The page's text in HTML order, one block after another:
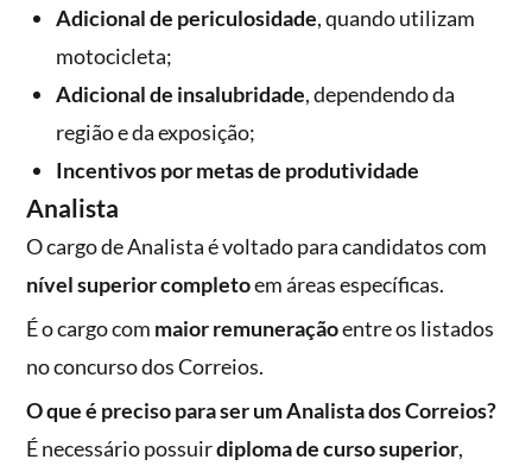
Adicional de periculosidade, quando utilizam
motocicleta;
Adicional de insalubridade, dependendo da
região e da exposição;
Incentivos por metas de produtividade
Analista
O cargo de Analista é voltado para candidatos com
nível superior completoem áreas específicas.
É o cargo com maior remuneraçãoentre os listados
no concurso dos Correios.
O que é preciso para ser um Analista dos Correios?
É necessário possuirdiploma de curso superior,